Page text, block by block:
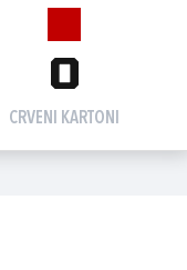
0
CRVENI KARTONI